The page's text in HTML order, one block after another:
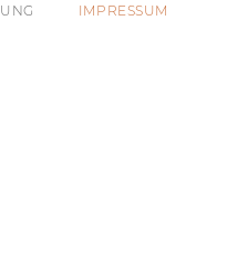
IMPRESSUM